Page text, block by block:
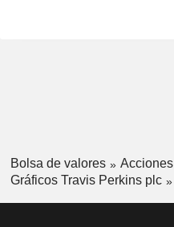
Bolsa de valores Acciones
Gráficos Travis Perkins plc